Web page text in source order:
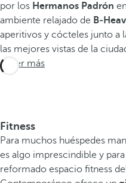
por los Hermanos Padrón
ambiente relajado de
aperitivos y cócteles junto a
las mejores vistas de la
Saber más
Fitness
Para muchos huéspedes
es algo imprescindible y
reformado espacio fitness